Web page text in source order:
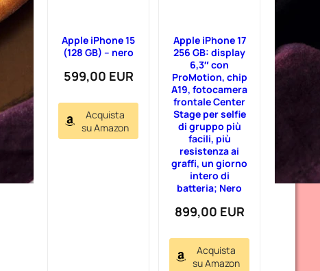
Apple iPhone 15
(128 GB) – nero
599,00 EUR
Acquista
su Amazon
Apple iPhone 17
256 GB: display
6,3″ con
ProMotion, chip
A19, fotocamera
frontale Center
Stage per selfie
di gruppo più
facili, più
resistenza ai
graffi, un giorno
intero di
batteria; Nero
899,00 EUR
Acquista
su Amazon